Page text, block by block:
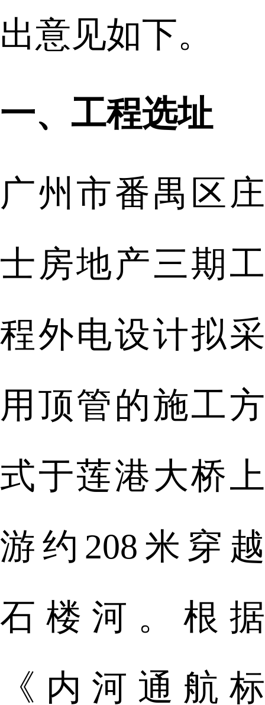
出意见如下。
一、工程选址
广州市番禺区庄
士房地产三期工
程外电设计拟采
用顶管的施工方
式于莲港大桥上
游约208米穿越
石楼河。根据
《内河通航标